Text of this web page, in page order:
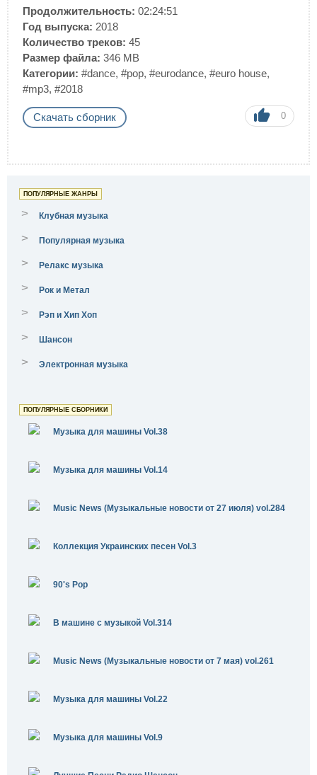
Продолжительность: 02:24:51
Год выпуска: 2018
Количество треков: 45
Размер файла: 346 MB
Категории: #dance, #pop, #eurodance, #euro house,
#mp3, #2018
Скачать сборник 0
ПОПУЛЯРНЫЕ ЖАНРЫ
> Клубная музыка
> Популярная музыка
> Релакс музыка
> Рок и Метал
> Рэп и Хип Хоп
> Шансон
> Электронная музыка
ПОПУЛЯРНЫЕ СБОРНИКИ
Музыка для машины Vol.38
Музыка для машины Vol.14
Music News (Музыкальные новости от 27 июля) vol.284
Коллекция Украинских песен Vol.3
90's Pop
В машине с музыкой Vol.314
Music News (Музыкальные новости от 7 мая) vol.261
Музыка для машины Vol.22
Музыка для машины Vol.9